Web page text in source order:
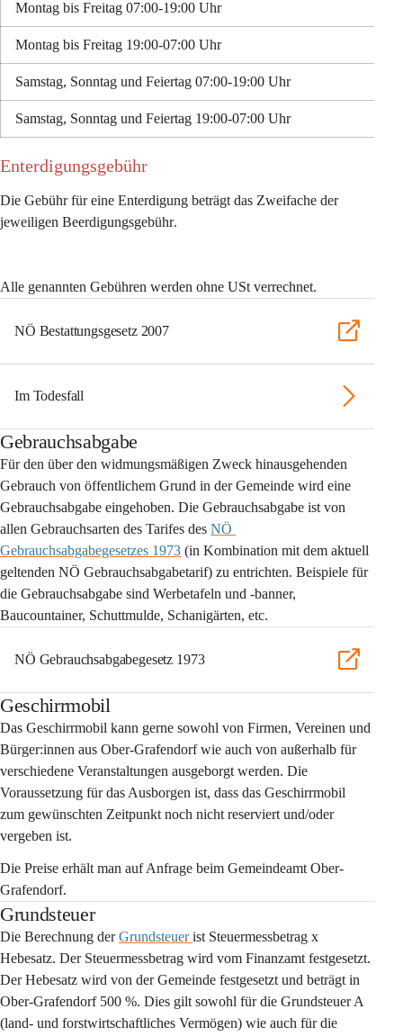
Montag bis Freitag 07:00-19:00 Uhr
Montag bis Freitag 19:00-07:00 Uhr
Samstag, Sonntag und Feiertag 07:00-19:00 Uhr
Samstag, Sonntag und Feiertag 19:00-07:00 Uhr
Enterdigungsgebühr
Die Gebühr für eine Enterdigung beträgt das Zweifache der
jeweiligen Beerdigungsgebühr.
Alle genannten Gebühren werden ohne USt verrechnet.
NÖ Bestattungsgesetz 2007
Im Todesfall
Gebrauchsabgabe
Für den über den widmungsmäßigen Zweck hinausgehenden
Gebrauch von öffentlichem Grund in der Gemeinde wird eine
Gebrauchsabgabe eingehoben. Die Gebrauchsabgabe ist von
allen Gebrauchsarten des Tarifes des NÖ
Gebrauchsabgabegesetzes 1973 (in Kombination mit dem aktuell
geltenden NÖ Gebrauchsabgabetarif) zu entrichten. Beispiele für
die Gebrauchsabgabe sind Werbetafeln und -banner,
Baucountainer, Schuttmulde, Schanigärten, etc.
NÖ Gebrauchsabgabegesetz 1973
Geschirrmobil
Das Geschirrmobil kann gerne sowohl von Firmen, Vereinen und
Bürger:innen aus Ober-Grafendorf wie auch von außerhalb für
verschiedene Veranstaltungen ausgeborgt werden. Die
Voraussetzung für das Ausborgen ist, dass das Geschirrmobil
zum gewünschten Zeitpunkt noch nicht reserviert und/oder
vergeben ist.
Die Preise erhält man auf Anfrage beim Gemeindeamt Ober-
Grafendorf.
Grundsteuer
Die Berechnung der Grundsteuer ist Steuermessbetrag x
Hebesatz. Der Steuermessbetrag wird vom Finanzamt festgesetzt.
Der Hebesatz wird von der Gemeinde festgesetzt und beträgt in
Ober-Grafendorf 500 %. Dies gilt sowohl für die Grundsteuer A
(land- und forstwirtschaftliches Vermögen) wie auch für die